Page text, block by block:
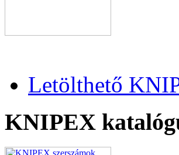
Letölthető
KNIPEX